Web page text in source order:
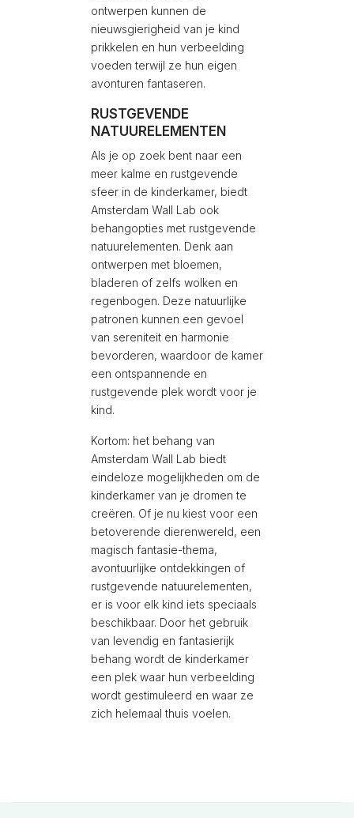
ontwerpen kunnen de
nieuwsgierigheid van je kind
prikkelen en hun verbeelding
voeden terwijl ze hun eigen
avonturen fantaseren.
RUSTGEVENDE
NATUURELEMENTEN
Als je op zoek bent naar een
meer kalme en rustgevende
sfeer in de kinderkamer, biedt
Amsterdam Wall Lab ook
behangopties met rustgevende
natuurelementen. Denk aan
ontwerpen met bloemen,
bladeren of zelfs wolken en
regenbogen. Deze natuurlijke
patronen kunnen een gevoel
van sereniteit en harmonie
bevorderen, waardoor de kamer
een ontspannende en
rustgevende plek wordt voor je
kind.
Kortom: het behang van
Amsterdam Wall Lab biedt
eindeloze mogelijkheden om de
kinderkamer van je dromen te
creëren. Of je nu kiest voor een
betoverende dierenwereld, een
magisch fantasie-thema,
avontuurlijke ontdekkingen of
rustgevende natuurelementen,
er is voor elk kind iets speciaals
beschikbaar. Door het gebruik
van levendig en fantasierijk
behang wordt de kinderkamer
een plek waar hun verbeelding
wordt gestimuleerd en waar ze
zich helemaal thuis voelen.